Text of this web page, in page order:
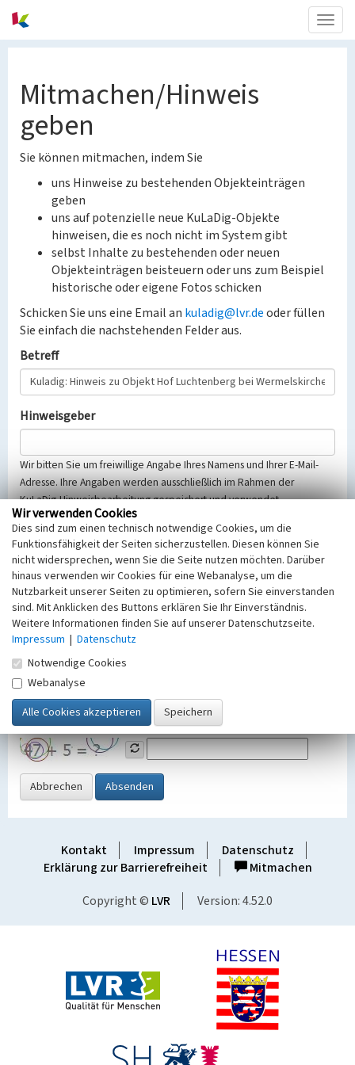
Mitmachen/Hinweis
geben
Sie können mitmachen, indem Sie
uns Hinweise zu bestehenden Objekteinträgen
geben
uns auf potenzielle neue KuLaDig-Objekte
hinweisen, die es noch nicht im System gibt
selbst Inhalte zu bestehenden oder neuen
Objekteinträgen beisteuern oder uns zum Beispiel
historische oder eigene Fotos schicken
Schicken Sie uns eine Email an kuladig@lvr.deoder füllen
Sie einfach die nachstehenden Felder aus.
Betreff
Hinweisgeber
Wir bitten Sie um freiwillige Angabe Ihres Namens und Ihrer E-Mail-
Adresse. Ihre Angaben werden ausschließlich im Rahmen der
KuLaDig-Hinweisbearbeitung gespeichert und verwendet.
Selbstverständlich werden diese entsprechend der Vorschriften des
Telemediengesetzes, des Datenschutzgesetzes NRW und der seit
dem 25.05.2018 gültigen Europäischen Datenschutzgrundverordnung
(EU-DSGVO) vertraulich behandelt, beachten Sie bitte unsere
Hinweise zumDatenschutz
Nachricht
SicherheitsabfrageTragen Sie unten das Rechenergebnis aus der
Grafik ein
Abbrechen Absenden
Kontakt Impressum
Datenschutz
Erklärung zur Barrierefreiheit
Mitmachen
Copyright © LVR Version: 4.52.0
Wir verwenden Cookies
Dies sind zum einen technisch notwendige Cookies, um die
Funktionsfähigkeit der Seiten sicherzustellen. Diesen können Sie
nicht widersprechen, wenn Sie die Seite nutzen möchten. Darüber
hinaus verwenden wir Cookies für eine Webanalyse, um die
Nutzbarkeit unserer Seiten zu optimieren, sofern Sie einverstanden
sind. Mit Anklicken des Buttons erklären Sie Ihr Einverständnis.
Weitere Informationen finden Sie auf unserer Datenschutzseite.
Impressum | Datenschutz
Notwendige Cookies
Webanalyse